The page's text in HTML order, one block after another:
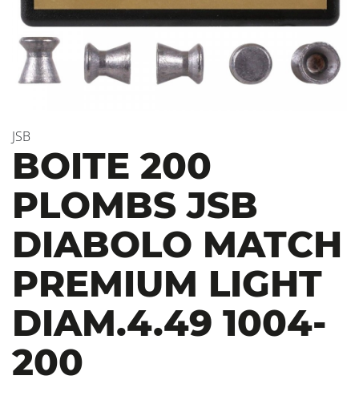
JSB
BOITE 200
PLOMBS JSB
DIABOLO MATCH
PREMIUM LIGHT
DIAM.4.49 1004-
200